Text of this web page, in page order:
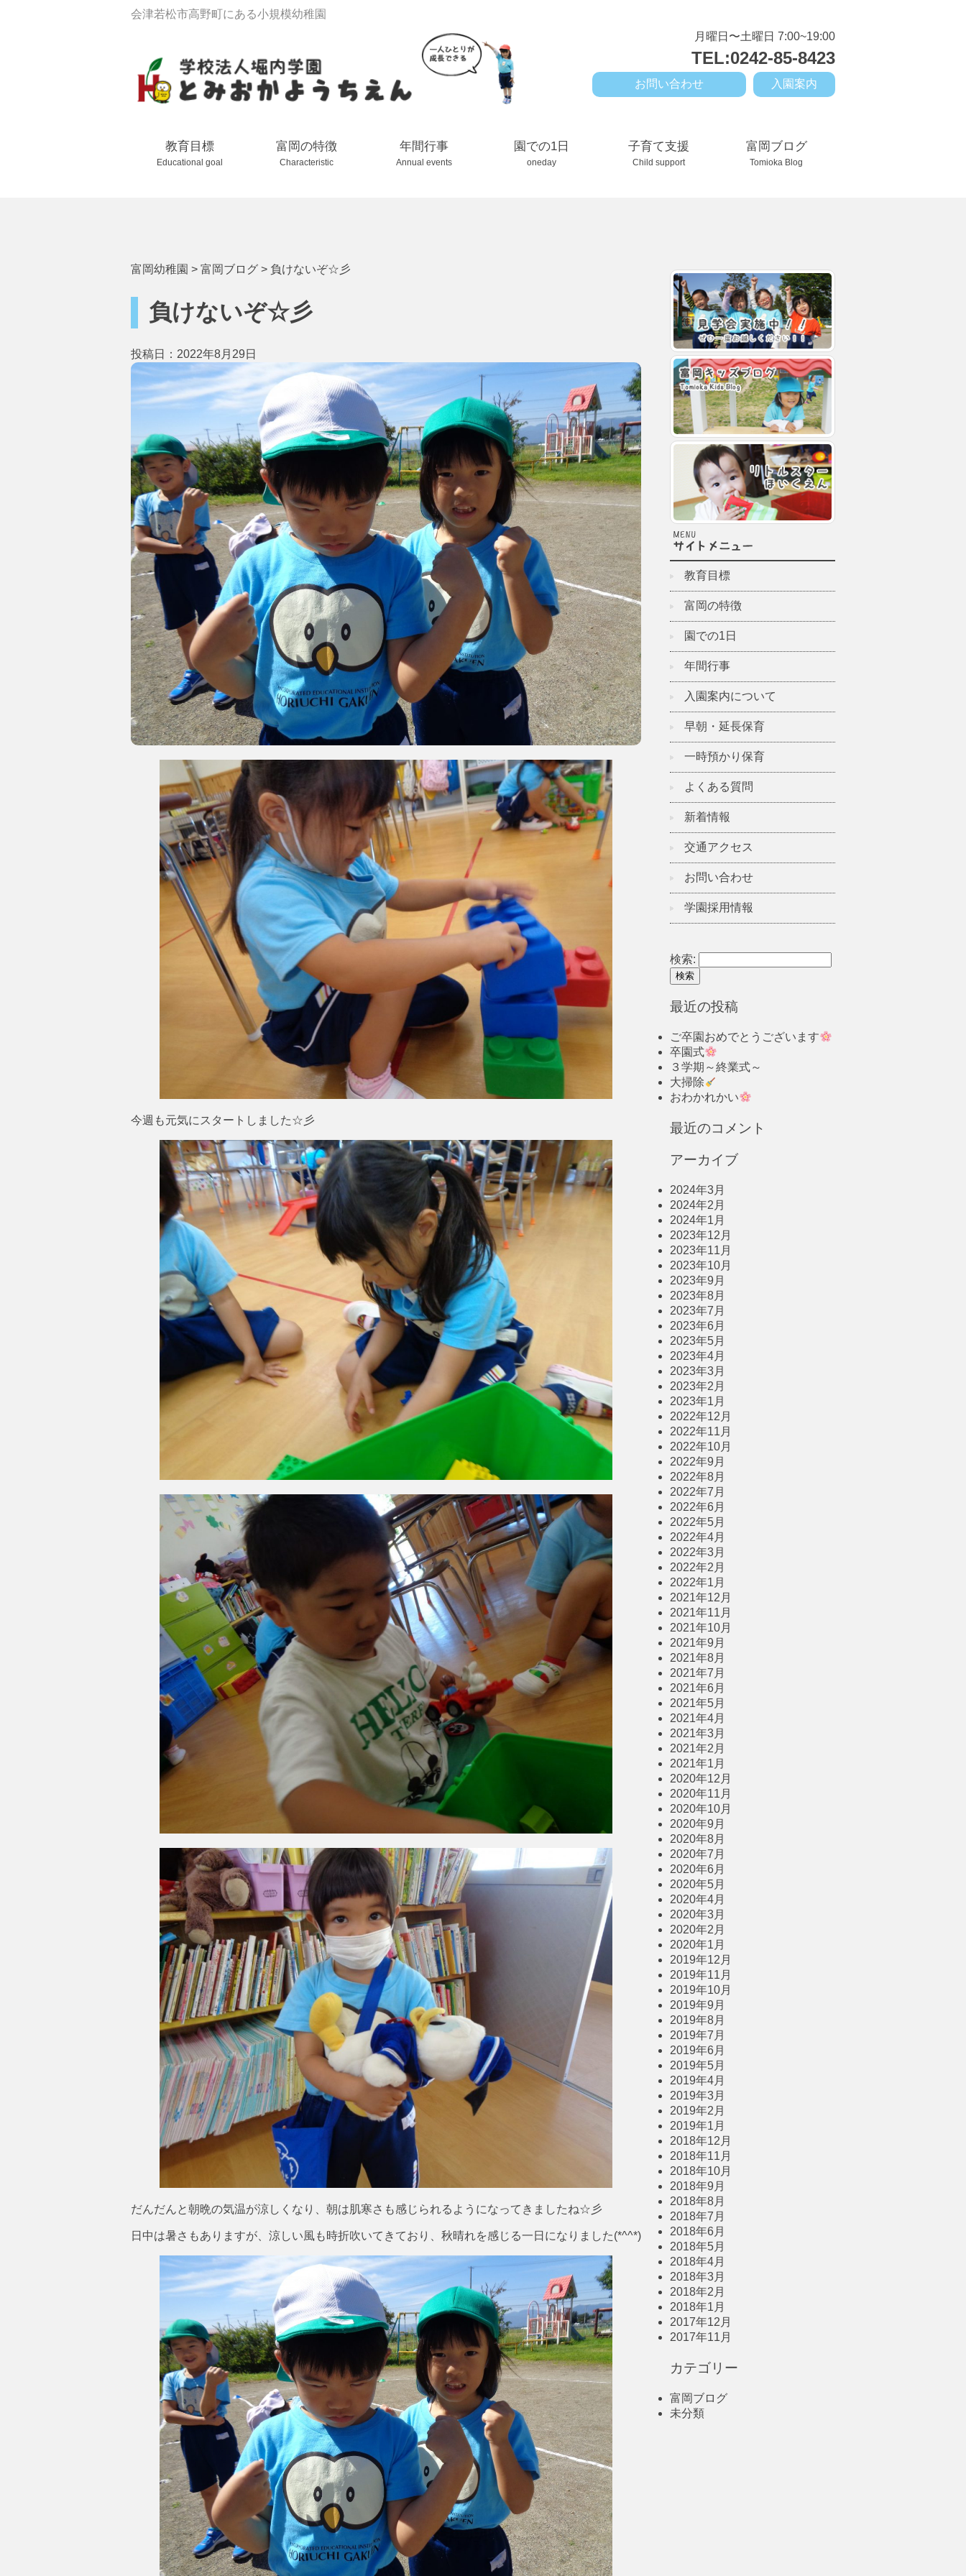
会津若松市高野町にある小規模幼稚園
月曜日〜土曜日 7:00~19:00
TEL:0242-85-8423
入園案内
お問い合わせ
教育目標
Educational goal
富岡の特徴
Characteristic
年間行事
Annual events
園での1日
oneday
子育て支援
Child support
富岡ブログ
Tomioka Blog
富岡幼稚園 > 富岡ブログ > 負けないぞ☆彡
負けないぞ☆彡
投稿日：2022年8月29日
今週も元気にスタートしました☆彡
だんだんと朝晩の気温が涼しくなり、朝は肌寒さも感じられるようになってきましたね☆彡
日中は暑さもありますが、涼しい風も時折吹いてきており、秋晴れを感じる一日になりました(*^^*)
教育目標
富岡の特徴
園での1日
年間行事
入園案内について
早朝・延長保育
一時預かり保育
よくある質問
新着情報
交通アクセス
お問い合わせ
学園採用情報
検索:
最近の投稿
ご卒園おめでとうございます
卒園式
３学期～終業式～
大掃除
おわかれかい
最近のコメント
アーカイブ
2024年3月
2024年2月
2024年1月
2023年12月
2023年11月
2023年10月
2023年9月
2023年8月
2023年7月
2023年6月
2023年5月
2023年4月
2023年3月
2023年2月
2023年1月
2022年12月
2022年11月
2022年10月
2022年9月
2022年8月
2022年7月
2022年6月
2022年5月
2022年4月
2022年3月
2022年2月
2022年1月
2021年12月
2021年11月
2021年10月
2021年9月
2021年8月
2021年7月
2021年6月
2021年5月
2021年4月
2021年3月
2021年2月
2021年1月
2020年12月
2020年11月
2020年10月
2020年9月
2020年8月
2020年7月
2020年6月
2020年5月
2020年4月
2020年3月
2020年2月
2020年1月
2019年12月
2019年11月
2019年10月
2019年9月
2019年8月
2019年7月
2019年6月
2019年5月
2019年4月
2019年3月
2019年2月
2019年1月
2018年12月
2018年11月
2018年10月
2018年9月
2018年8月
2018年7月
2018年6月
2018年5月
2018年4月
2018年3月
2018年2月
2018年1月
2017年12月
2017年11月
カテゴリー
富岡ブログ
未分類